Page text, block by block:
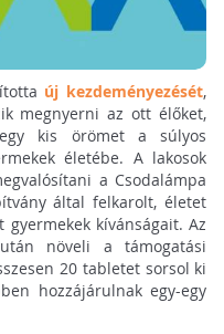
új kezdeményezését,
megnyerni az ott élőket,
egy kis örömet a súlyos
életébe. A lakosok
a Csodalámpa
által felkarolt, életet
gyermekek kívánságait. Az
növeli a támogatási
20 tabletet sorsol ki
hozzájárulnak egy-egy